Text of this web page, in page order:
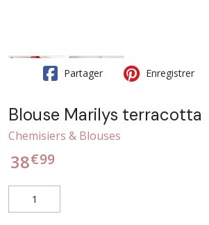
Partager Enregistrer
Blouse Marilys terracotta
Chemisiers & Blouses
38€99